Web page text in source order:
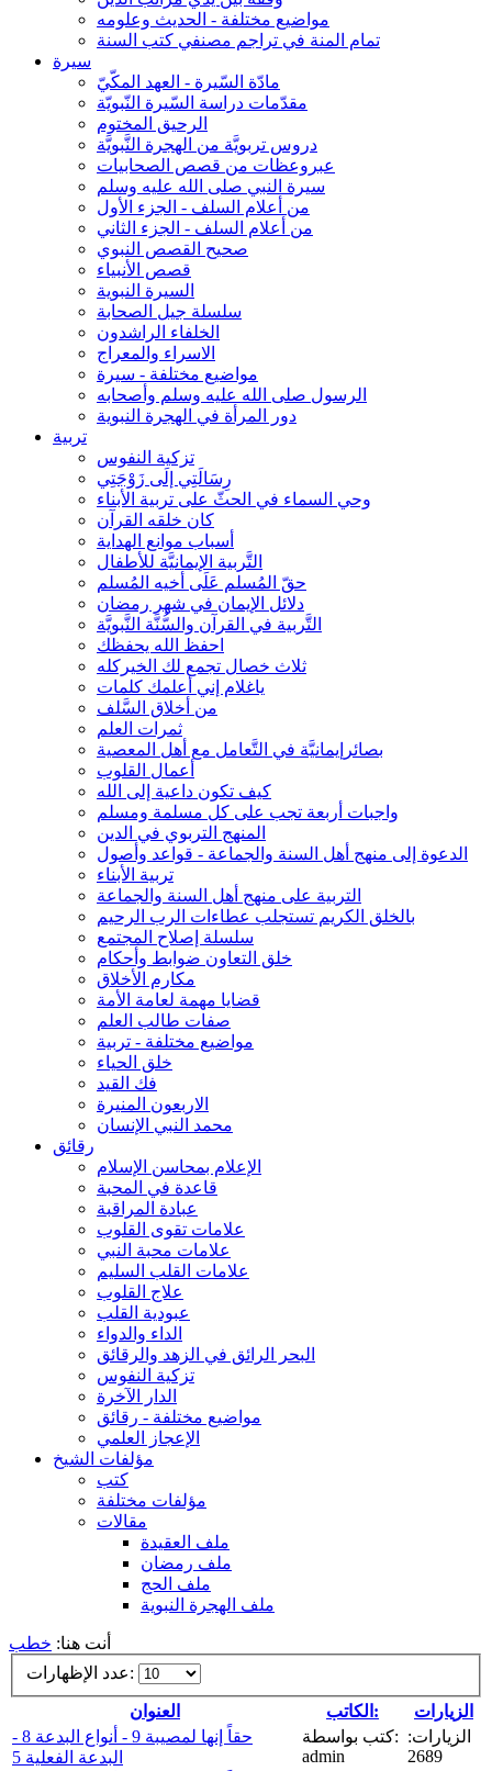
مواضيع مختلفة - الحديث وعلومه
تمام المنة في تراجم مصنفي كتب السنة
سيرة
مادّة السّيرة - العهد المكّيّ
مقدّمات دراسة السّيرة النّبويّة
الرحيق المختوم
دروس تربويَّة من الهجرة النَّبويَّة
عبروعظات من قصص الصحابيات
سيرة النبي صلى الله عليه وسلم
من أعلام السلف - الجزء الأول
من أعلام السلف - الجزء الثاني
صحيح القصص النبوي
قصص الأنبياء
السيرة النبوية
سلسلة جيل الصحابة
الخلفاء الراشدون
الاسراء والمعراج
مواضيع مختلفة - سيرة
الرسول صلى الله عليه وسلم وأصحابه
دور المرأة في الهجرة النبوية
تربية
تزكية النفوس
رِسَالَتِي إلَى زَوْجَتِي
وحي السماء في الحثّ على تربية الأبناء
كان خلقه القرآن
أسباب موانع الهداية
التَّربية الإيمانيَّة للأطفال
حقّ المُسلم عَلَى أخيه المُسلم
دلائل الإيمان في شهر رمضان
التَّربية في القرآن والسُّنَّة النَّبويَّة
احفظ الله يحفظك
ثلاث خصال تجمع لك الخيركله
ياغلام إني أعلمك كلمات
من أخلاق السَّلف
ثمرات العلم
بصائرإيمانيَّة في التَّعامل مع أهل المعصية
أعمال القلوب
كيف تكون داعية إلى الله
واجبات أربعة تجب على كل مسلمة ومسلم
المنهج التربوي في الدين
الدعوة إلى منهج أهل السنة والجماعة - قواعد وأصول
تربية الأبناء
التربية على منهج أهل السنة والجماعة
بالخلق الكريم تستجلب عطاءات الرب الرحيم
سلسلة إصلاح المجتمع
خلق التعاون ضوابط وأحكام
مكارم الأخلاق
قضايا مهمة لعامة الأمة
صفات طالب العلم
مواضيع مختلفة - تربية
خلق الحياء
فك القيد
الاربعون المنيرة
محمد النبي الإنسان
رقائق
الإعلام بمحاسن الإسلام
قاعدة في المحبة
عبادة المراقبة
علامات تقوى القلوب
علامات محبة النبي
علامات القلب السليم
علاج القلوب
عبودية القلب
الداء والدواء
البحر الرائق في الزهد والرقائق
تزكية النفوس
الدار الآخرة
مواضيع مختلفة - رقائق
الإعجاز العلمي
مؤلفات الشيخ
كتب
مؤلفات مختلفة
مقالات
ملف العقيدة
ملف رمضان
ملف الحج
ملف الهجرة النبوية
أنت هنا: خطب
عدد الإظهارات:
العنوان الكاتب:
الزيارات
حقاً إنها لمصيبة 9 - أنواع البدعة 8 -
البدعة الفعلية 5
كتب بواسطة:
admin
الزيارات:
2689